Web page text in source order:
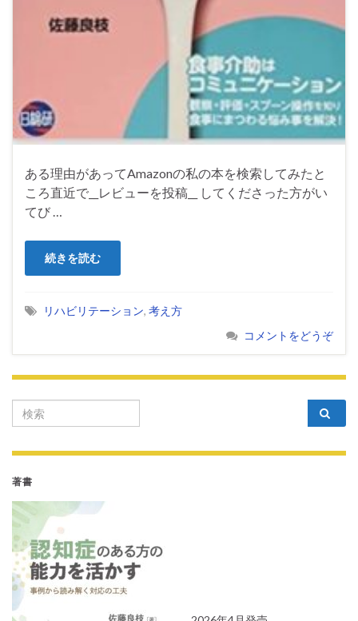
ある理由があってAmazonの私の本を検索してみたと
ころ直近で__レビューを投稿__ してくださった方がい
てび …
続きを読む
リハビリテーション, 考え方
コメントをどうぞ
Search for:
著書